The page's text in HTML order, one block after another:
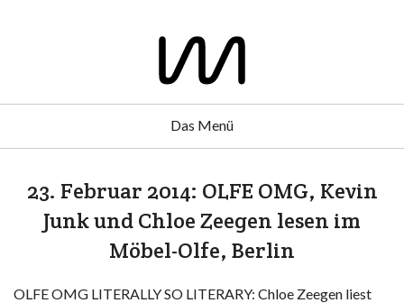
Das Menü
23. Februar 2014: OLFE OMG, Kevin
Junk und Chloe Zeegen lesen im
Möbel-Olfe, Berlin
OLFE OMG LITERALLY SO LITERARY: Chloe Zeegen liest